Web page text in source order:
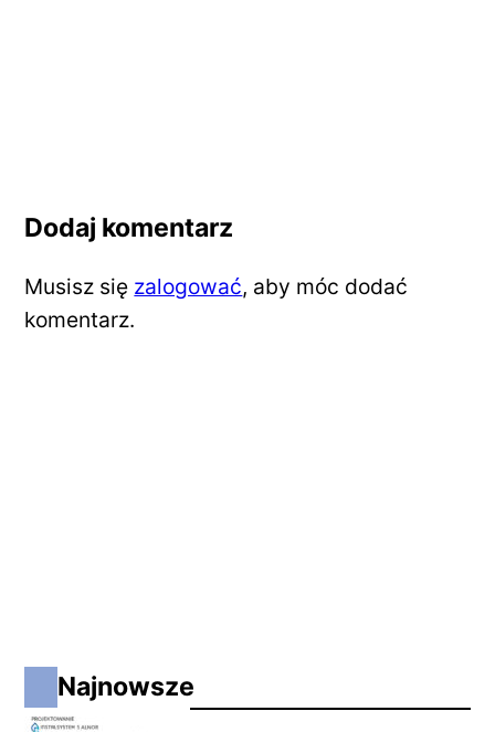
Dodaj komentarz
Musisz się zalogować, aby móc dodać
komentarz.
Najnowsze